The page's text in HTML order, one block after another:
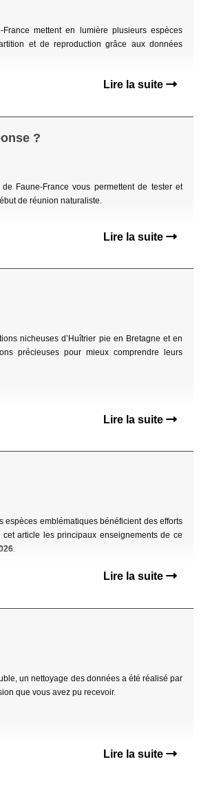
mettent en lumière plusieurs espèces
et de reproduction grâce aux données
Lire la suite
?
Faune-France vous permettent de tester et
de réunion naturaliste.
Lire la suite
nicheuses d’Huîtrier pie en Bretagne et en
précieuses pour mieux comprendre leurs
Lire la suite
espèces emblématiques bénéficient des efforts
article les principaux enseignements de ce
.
Lire la suite
un nettoyage des données a été réalisé par
que vous avez pu recevoir.
Lire la suite